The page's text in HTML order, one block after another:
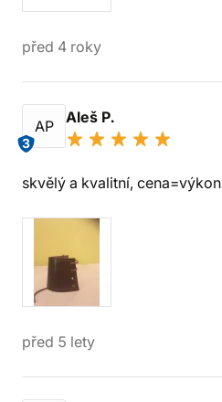
před 4 roky
AP
3
Aleš P.
skvělý a kvalitní, cena=výkon
před 5 lety